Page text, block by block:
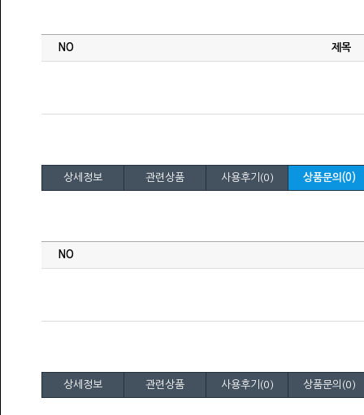
상세정보 관련상품 사용후기(0) 상품문의(0)
상세정보 관련상품 사용후기(0) 상품문의(0)